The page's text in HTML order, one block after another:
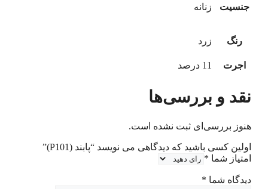
جنسیت زنانه
رنگ زرد
اجرت 11 درصد
نقد و بررسی‌ها
هنوز بررسی‌ای ثبت نشده است.
اولین کسی باشید که دیدگاهی می نویسد “پابند (P101)”
امتیاز شما *
دیدگاه شما *